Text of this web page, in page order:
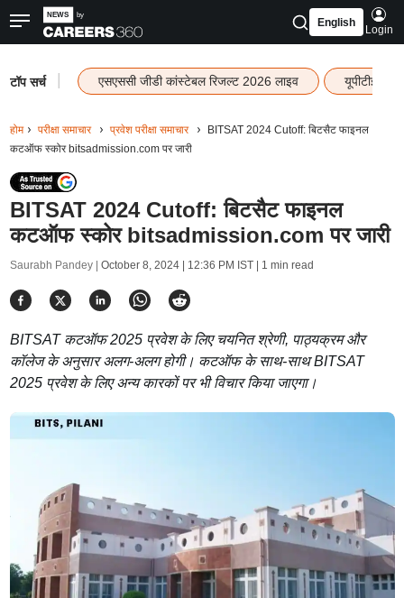
English
Login
टॉप सर्च एसएससी जीडी कांस्टेबल रिजल्ट 2026 लाइव यूपीटीईटी
होम परीक्षा समाचार प्रवेश परीक्षा समाचार
BITSAT 2024 Cutoff: बिटसैट फाइनल
कटऑफ स्कोर bitsadmission.com पर जारी
BITSAT 2024 Cutoff: बिटसैट फाइनल
कटऑफ स्कोर bitsadmission.com पर जारी
Saurabh Pandey | October 8, 2024 | 12:36 PM IST| 1 min read
BITSAT कटऑफ 2025 प्रवेश के लिए चयनित श्रेणी, पाठ्यक्रम और
कॉलेज के अनुसार अलग-अलग होगी। कटऑफ के साथ-साथ BITSAT
2025 प्रवेश के लिए अन्य कारकों पर भी विचार किया जाएगा।